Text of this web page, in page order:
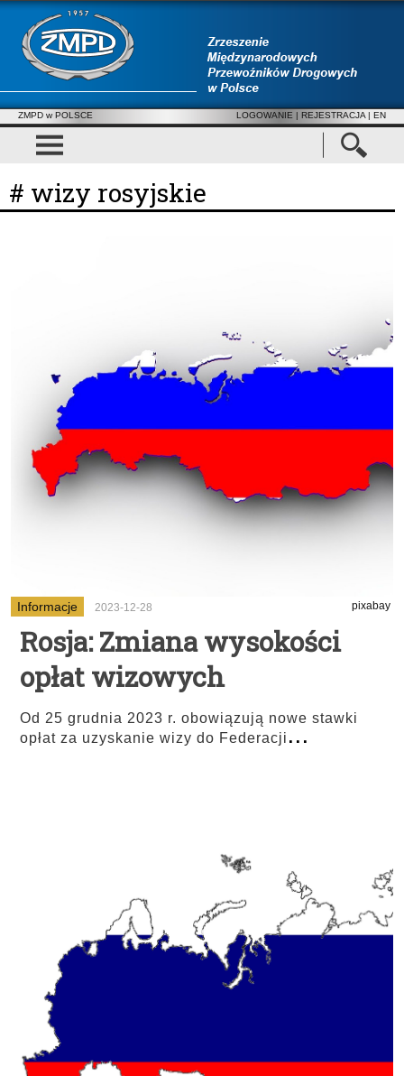
ZMPD w POLSCE LOGOWANIE | REJESTRACJA | EN
# wizy rosyjskie
Informacje 2023-12-28 pixabay
Rosja: Zmiana wysokości
opłat wizowych
Od 25 grudnia 2023 r. obowiązują nowe stawki
opłat za uzyskanie wizy do Federacji...